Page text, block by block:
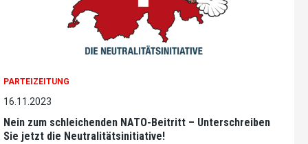
PARTEIZEITUNG
16.11.2023
Nein zum schleichenden NATO-Beitritt – Unterschreiben
Sie jetzt die Neutralitätsinitiative!